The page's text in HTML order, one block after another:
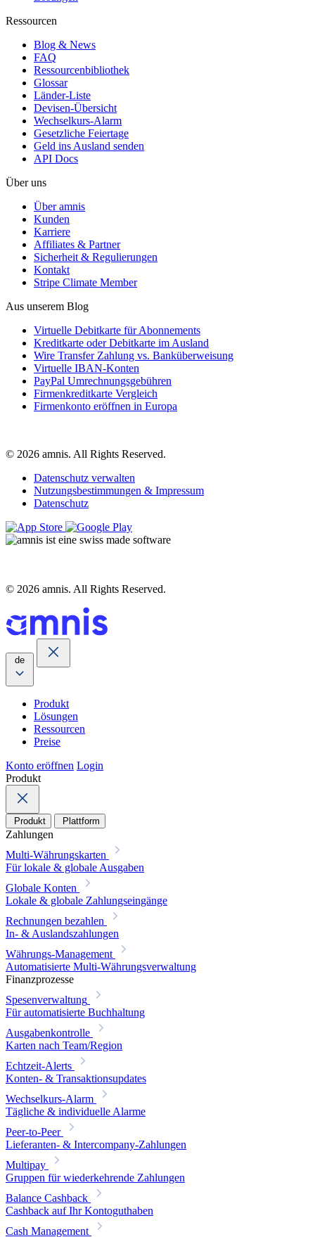
Ressourcen
Blog & News
FAQ
Ressourcenbibliothek
Glossar
Länder-Liste
Devisen-Übersicht
Wechselkurs-Alarm
Gesetzliche Feiertage
Geld ins Ausland senden
API Docs
Über uns
Über amnis
Kunden
Karriere
Affiliates & Partner
Sicherheit & Regulierungen
Kontakt
Stripe Climate Member
Aus unserem Blog
Virtuelle Debitkarte für Abonnements
Kreditkarte oder Debitkarte im Ausland
Wire Transfer Zahlung vs. Banküberweisung
Virtuelle IBAN-Konten
PayPal Umrechnungsgebühren
Firmenkreditkarte Vergleich
Firmenkonto eröffnen in Europa
© 2026 amnis. All Rights Reserved.
Datenschutz verwalten
Nutzungsbestimmungen & Impressum
Datenschutz
© 2026 amnis. All Rights Reserved.
de
Produkt
Lösungen
Ressourcen
Preise
Konto eröffnen Login
Produkt
Produkt Plattform
Zahlungen
Multi-Währungskarten
Für lokale & globale Ausgaben
Globale Konten
Lokale & globale Zahlungseingänge
Rechnungen bezahlen
In- & Auslandszahlungen
Währungs-Management
Automatisierte Multi-Währungsverwaltung
Finanzprozesse
Spesenverwaltung
Für automatisierte Buchhaltung
Ausgabenkontrolle
Karten nach Team/Region
Echtzeit-Alerts
Konten- & Transaktionsupdates
Wechselkurs-Alarm
Tägliche & individuelle Alarme
Peer-to-Peer
Lieferanten- & Intercompany-Zahlungen
Multipay
Gruppen für wiederkehrende Zahlungen
Balance Cashback
Cashback auf Ihr Kontoguthaben
Cash Management